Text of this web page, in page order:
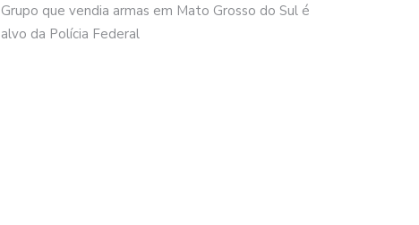
Grupo que vendia armas em Mato Grosso do Sul é
alvo da Polícia Federal